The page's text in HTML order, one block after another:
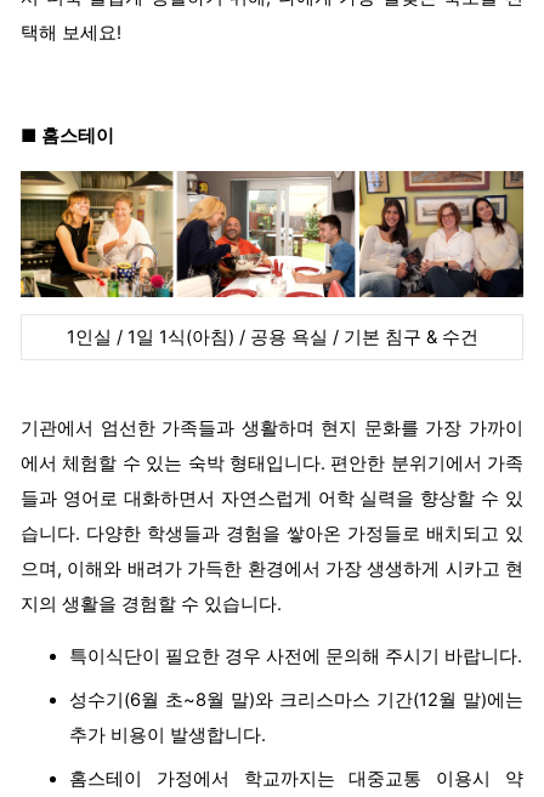
택해 보세요!
■ 홈스테이
1인실 / 1일 1식(아침) / 공용 욕실 / 기본 침구 & 수건
기관에서 엄선한 가족들과 생활하며 현지 문화를 가장 가까이
에서 체험할 수 있는 숙박 형태입니다. 편안한 분위기에서 가족
들과 영어로 대화하면서 자연스럽게 어학 실력을 향상할 수 있
습니다. 다양한 학생들과 경험을 쌓아온 가정들로 배치되고 있
으며, 이해와 배려가 가득한 환경에서 가장 생생하게 시카고 현
지의 생활을 경험할 수 있습니다.
특이식단이 필요한 경우 사전에 문의해 주시기 바랍니다.
성수기(6월 초~8월 말)와 크리스마스 기간(12월 말)에는
추가 비용이 발생합니다.
홈스테이 가정에서 학교까지는 대중교통 이용시 약